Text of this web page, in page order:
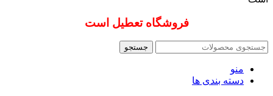
فروشگاه تعطیل است
جستجو
منو
دسته بندی ها